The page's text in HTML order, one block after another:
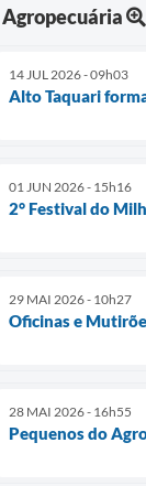
Agropecuária
14 JUL 2026 - 09h03
Alto Taquari
01 JUN 2026 - 15h16
2° Festival do
29 MAI 2026 - 10h27
Oficinas e
28 MAI 2026 - 16h55
Pequenos do